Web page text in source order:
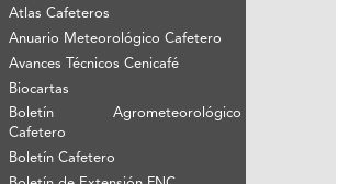
Atlas Cafeteros
Anuario Meteorológico Cafetero
Avances Técnicos Cenicafé
Biocartas
Boletín Agrometeorológico
Cafetero
Boletín Cafetero